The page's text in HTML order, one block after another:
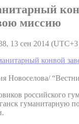
миссию
13 сен 2014
Новоселова/
российского
гуманитарную